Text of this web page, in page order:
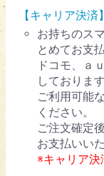
【キャリア決済】
お持ちのス
とめてお支
ドコモ、ａ
しております
ご利用可能
ください。
ご注文確定
お支払いい
※キャリア決